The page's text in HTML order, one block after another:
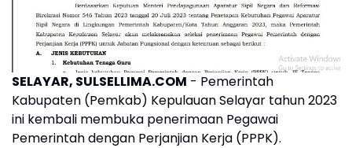
SELAYAR, SULSELLIMA.COM - Pemerintah
Kabupaten (Pemkab) Kepulauan Selayar tahun 2023
ini kembali membuka penerimaan Pegawai
Pemerintah dengan Perjanjian Kerja (PPPK).